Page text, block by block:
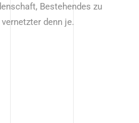
Bestehendes zu
denn je.